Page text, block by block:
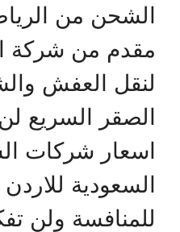
من الرياض
من شركة
العفش
السريع لن
شركات
للاردن
ولن